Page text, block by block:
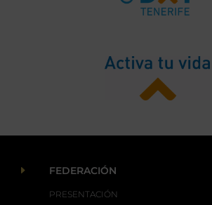
E FEDERACIÓN
PRESENTACIÓN